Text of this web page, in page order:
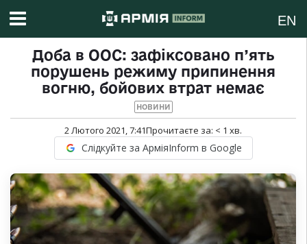
EN
Доба в ООС: зафіксовано п’ять
порушень режиму припинення
вогню, бойових втрат немає
НОВИНИ
2 Лютого 2021, 7:41Прочитаєте за: < 1 хв.
Слідкуйте за АрміяInform в Google